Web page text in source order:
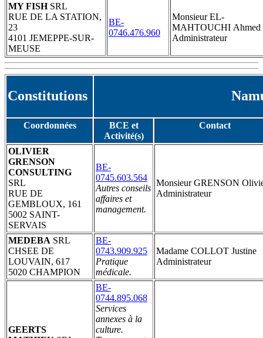
MY FISHSRL
RUE DE LA STATION,
23
4101 JEMEPPE-SUR-
MEUSE
BE-
0746.476.960
Monsieur EL-
MAHTOUCHI Ahmed
Administrateur
Constitutions
Coordonnées
BCE et
Activité(s)
Contact
OLIVIER
GRENSON
CONSULTING
SRL
RUE DE
GEMBLOUX, 161
5002 SAINT-
SERVAIS
BE-
0745.603.564
Autres conseils
affaires et
management.
Monsieur GRENSON
Administrateur
MEDEBA SRL
CHSEE DE
LOUVAIN, 617
5020 CHAMPION
BE-
0743.909.925
Pratique
médicale.
Madame COLLOT Justine
Administrateur
GEERTS
BE-
0744.895.068
Services
annexes à la
culture.